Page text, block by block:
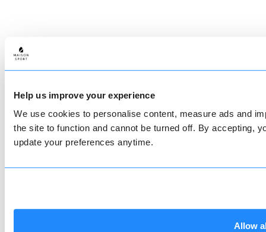
Help us improve your experience
We use cookies to personalise content, measure ads and
the site to function and cannot be turned off. By accepting,
update your preferences anytime.
Allow